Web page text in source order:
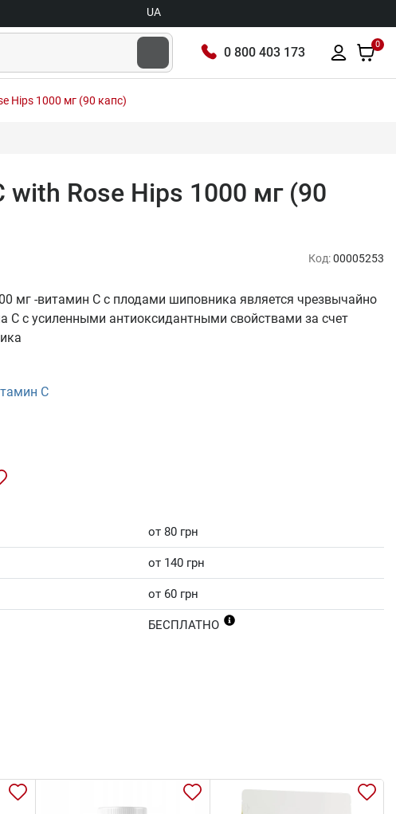
UA
0 800 403 173
0
Hips 1000 мг (90 капс)
with Rose Hips 1000 мг (90
Код:00005253
мг -витамин С с плодами шиповника является чрезвычайно
с усиленными антиоксидантными свойствами за счет
С
от 80 грн
от 140 грн
от 60 грн
БЕСПЛАТНО